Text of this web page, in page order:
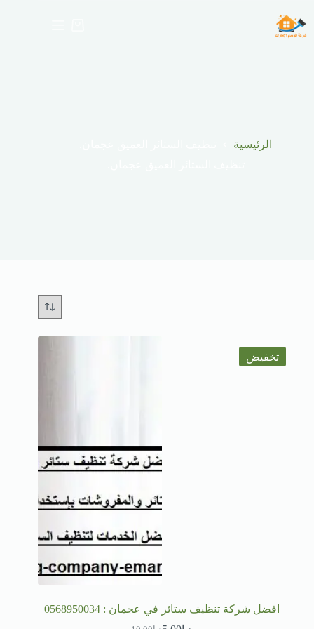
إلى
المحتوى
الرئيسية
تخفيض
افضل شركة تنظيف ستائر في عجمان : 0568950034